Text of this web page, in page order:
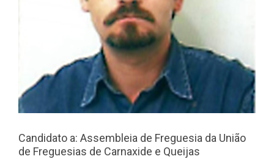
Candidato a: Assembleia de Freguesia da União
de Freguesias de Carnaxide e Queijas